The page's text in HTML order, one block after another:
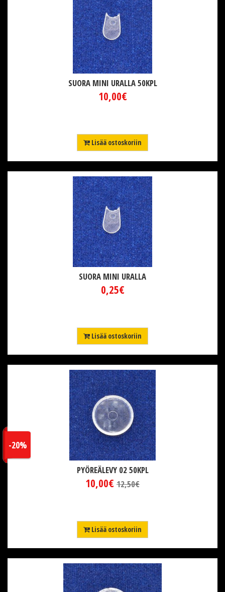
SUORA MINI URALLA 50KPL
10,00€
Lisää ostoskoriin
SUORA MINI URALLA
0,25€
Lisää ostoskoriin
PYÖREÄLEVY 02 50KPL
10,00€
-20%
12,50€
Lisää ostoskoriin